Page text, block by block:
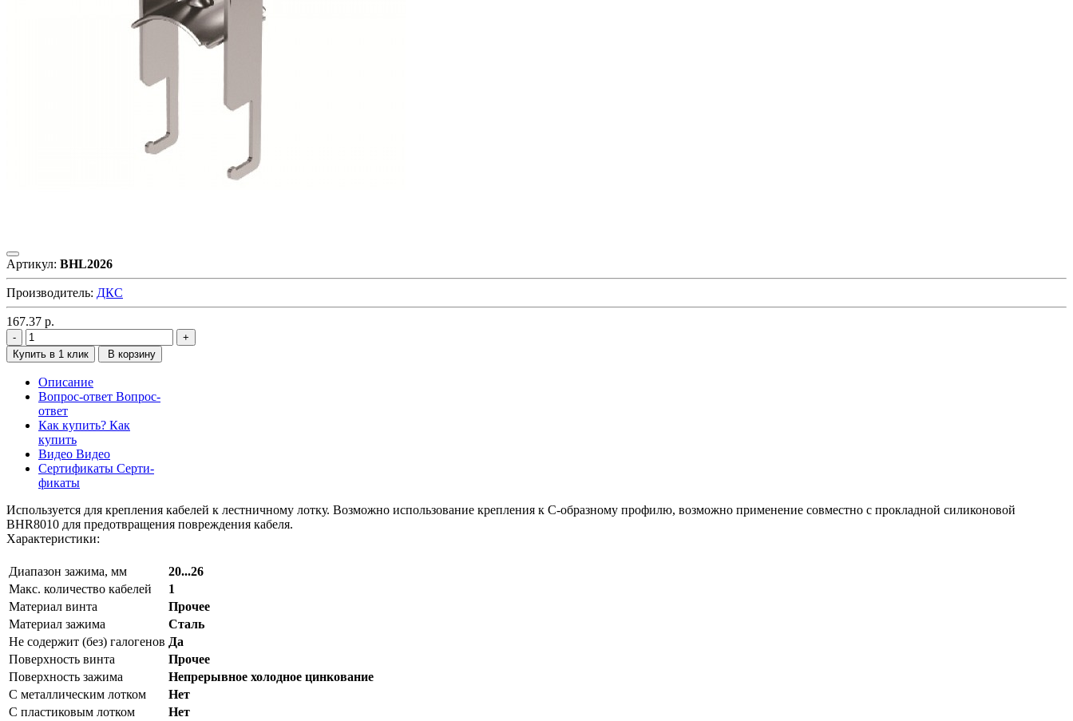
Артикул: BHL2026
Производитель: ДКС
167.37 р.
Купить в 1 клик В корзину
Описание
Вопрос-ответ Вопрос-
ответ
Как купить? Как
купить
Видео Видео
Сертификаты Серти-
фикаты
Используется для крепления кабелей к лестничному лотку. Возможно использование крепления к С-образному профилю, возможно применение совместно с прокладной силиконовой
BHR8010 для предотвращения повреждения кабеля.
Характеристики:
Диапазон зажима, мм
20...26
Макс. количество кабелей
1
Материал винта
Прочее
Материал зажима
Сталь
Не содержит (без) галогенов Да
Поверхность винта
Прочее
Поверхность зажима
Непрерывное холодное цинкование
С металлическим лотком
Нет
С пластиковым лотком
Нет